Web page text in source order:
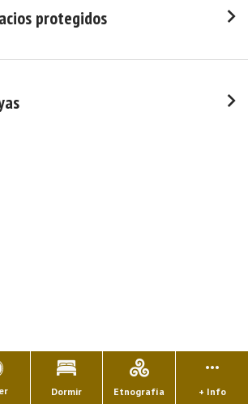
protegidos
Dormir Etnografía + Info